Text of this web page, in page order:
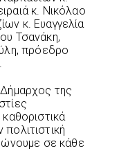
κ. Νικόλαο
κ. Ευαγγελία
Τσανάκη,
πρόεδρο
της
σε κάθε